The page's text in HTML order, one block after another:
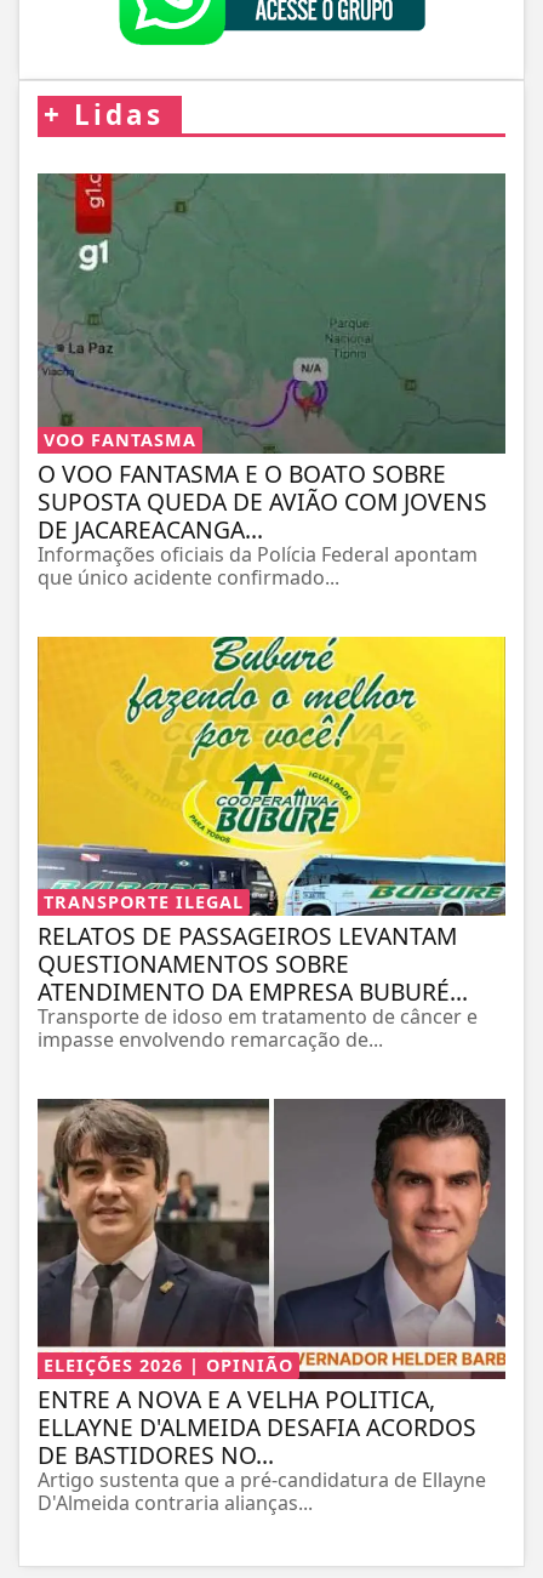
+ Lidas
VOO FANTASMA
O VOO FANTASMA E O BOATO SOBRE
SUPOSTA QUEDA DE AVIÃO COM JOVENS
DE JACAREACANGA...
Informações oficiais da Polícia Federal apontam
que único acidente confirmado...
TRANSPORTE ILEGAL
RELATOS DE PASSAGEIROS LEVANTAM
QUESTIONAMENTOS SOBRE
ATENDIMENTO DA EMPRESA BUBURÉ...
Transporte de idoso em tratamento de câncer e
impasse envolvendo remarcação de...
ELEIÇÕES 2026 | OPINIÃO
ENTRE A NOVA E A VELHA POLITICA,
ELLAYNE D'ALMEIDA DESAFIA ACORDOS
DE BASTIDORES NO...
Artigo sustenta que a pré-candidatura de Ellayne
D'Almeida contraria alianças...